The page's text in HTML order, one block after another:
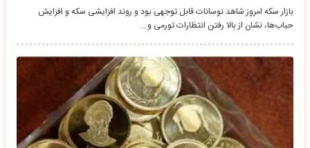
بازار سکه امروز شاهد نوسانات قابل توجهی بود و روند افزایشی سکه و افزایش
حباب‌ها، نشان از بالا رفتن انتظارات تورمی و…